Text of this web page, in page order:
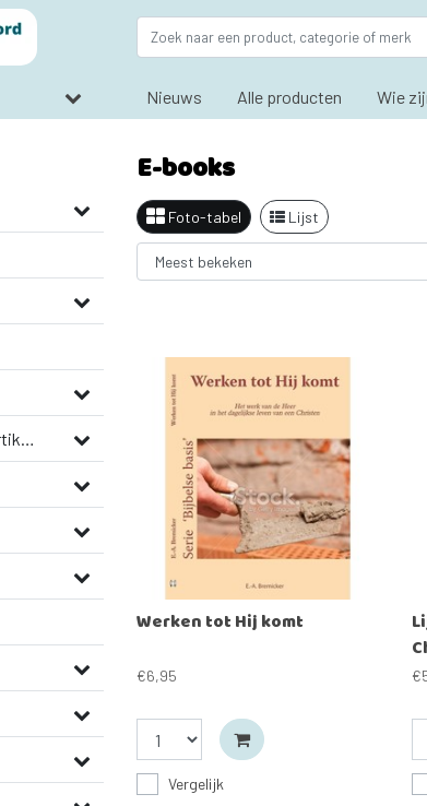
Nieuws Alle producten Wie
Good Seed Gifts / geschenkartikelen
E-books
Foto-tabel Lijst
Werken tot Hij komt
€6,95
Vergelijk